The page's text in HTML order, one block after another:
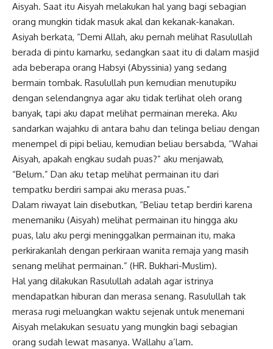
Aisyah. Saat itu Aisyah melakukan hal yang bagi sebagian
orang mungkin tidak masuk akal dan kekanak-kanakan.
Asiyah berkata, “Demi Allah, aku pernah melihat Rasulullah
berada di pintu kamarku, sedangkan saat itu di dalam masjid
ada beberapa orang Habsyi (Abyssinia) yang sedang
bermain tombak. Rasulullah pun kemudian menutupiku
dengan selendangnya agar aku tidak terlihat oleh orang
banyak, tapi aku dapat melihat permainan mereka. Aku
sandarkan wajahku di antara bahu dan telinga beliau dengan
menempel di pipi beliau, kemudian beliau bersabda, “Wahai
Aisyah, apakah engkau sudah puas?” aku menjawab,
“Belum.” Dan aku tetap melihat permainan itu dari
tempatku berdiri sampai aku merasa puas.”
Dalam riwayat lain disebutkan, “Beliau tetap berdiri karena
menemaniku (Aisyah) melihat permainan itu hingga aku
puas, lalu aku pergi meninggalkan permainan itu, maka
perkirakanlah dengan perkiraan wanita remaja yang masih
senang melihat permainan.” (HR. Bukhari-Muslim).
Hal yang dilakukan Rasulullah adalah agar istrinya
mendapatkan hiburan dan merasa senang. Rasulullah tak
merasa rugi meluangkan waktu sejenak untuk menemani
Aisyah melakukan sesuatu yang mungkin bagi sebagian
orang sudah lewat masanya. Wallahu a’lam.